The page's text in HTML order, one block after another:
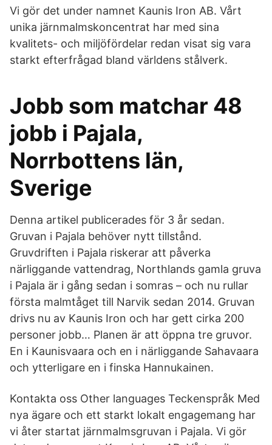
Vi gör det under namnet Kaunis Iron AB. Vårt
unika järnmalmskoncentrat har med sina
kvalitets- och miljöfördelar redan visat sig vara
starkt efterfrågad bland världens stålverk.
Jobb som matchar 48
jobb i Pajala,
Norrbottens län,
Sverige
Denna artikel publicerades för 3 år sedan.
Gruvan i Pajala behöver nytt tillstånd.
Gruvdriften i Pajala riskerar att påverka
närliggande vattendrag, Northlands gamla gruva
i Pajala är i gång sedan i somras – och nu rullar
första malmtåget till Narvik sedan 2014. Gruvan
drivs nu av Kaunis Iron och har gett cirka 200
personer jobb… Planen är att öppna tre gruvor.
En i Kaunisvaara och en i närliggande Sahavaara
och ytterligare en i finska Hannukainen.
Kontakta oss Other languages Teckenspråk Med
nya ägare och ett starkt lokalt engagemang har
vi åter startat järnmalmsgruvan i Pajala. Vi gör